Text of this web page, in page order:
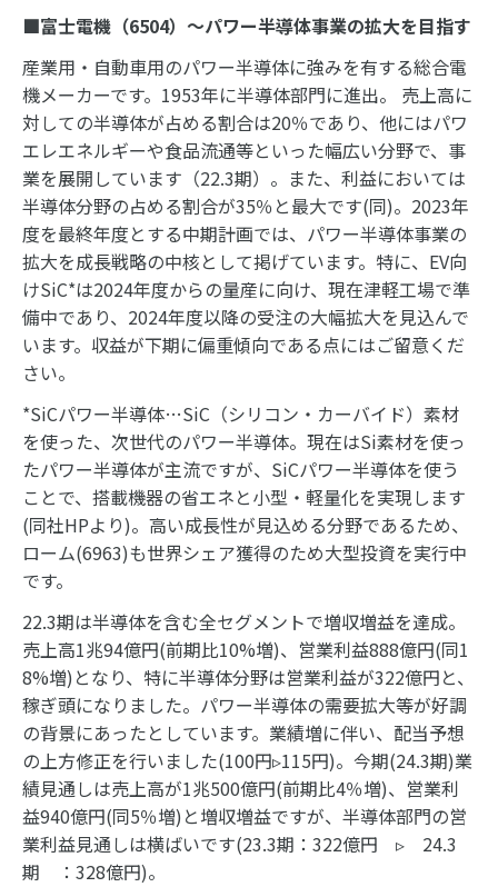
■富士電機（6504）～パワー半導体事業の拡大を目指す
産業用・自動車用のパワー半導体に強みを有する総合電
機メーカーです。1953年に半導体部門に進出。 売上高に
対しての半導体が占める割合は20％であり、他にはパワ
エレエネルギーや食品流通等といった幅広い分野で、事
業を展開しています（22.3期）。また、利益においては
半導体分野の占める割合が35％と最大です(同)。2023年
度を最終年度とする中期計画では、パワー半導体事業の
拡大を成長戦略の中核として掲げています。特に、EV向
けSiC*は2024年度からの量産に向け、現在津軽工場で準
備中であり、2024年度以降の受注の大幅拡大を見込んで
います。収益が下期に偏重傾向である点にはご留意くだ
さい。
*SiCパワー半導体…SiC（シリコン・カーバイド）素材
を使った、次世代のパワー半導体。現在はSi素材を使っ
たパワー半導体が主流ですが、SiCパワー半導体を使う
ことで、搭載機器の省エネと小型・軽量化を実現します
(同社HPより)。高い成長性が見込める分野であるため、
ローム(6963)も世界シェア獲得のため大型投資を実行中
です。
22.3期は半導体を含む全セグメントで増収増益を達成。
売上高1兆94億円(前期比10%増)、営業利益888億円(同1
8%増)となり、特に半導体分野は営業利益が322億円と、
稼ぎ頭になりました。パワー半導体の需要拡大等が好調
の背景にあったとしています。業績増に伴い、配当予想
の上方修正を行いました(100円▹115円)。今期(24.3期)業
績見通しは売上高が1兆500億円(前期比4％増)、営業利
益940億円(同5％増)と増収増益ですが、半導体部門の営
業利益見通しは横ばいです(23.3期：322億円 ▹ 24.3
期 ：328億円)。